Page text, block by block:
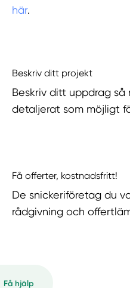
här.
Beskriv ditt projekt
Beskriv ditt uppdrag så
detaljerat som möjligt
Få offerter, kostnadsfritt!
De snickeriföretag du
rådgivning och